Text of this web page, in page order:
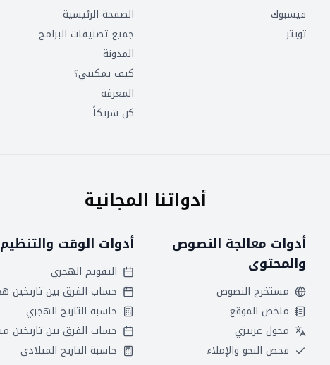
فيسبوك
تويتر
الصفحة الرئيسية
جميع تصنيفات البرامج
المدونة
كيف يمكنني؟
المعرفة
كن شريكاً
أدواتنا المجانية
أدوات معالجة النصوص
والمحتوى
مستخرج النصوص
ملخص الموقع
محول عربيزي
فحص النحو والإملاء
أدوات الوقت والتنظيم
التقويم الهجري
حاسبة التاريخ الهجري
حاسبة التاريخ الميلادي